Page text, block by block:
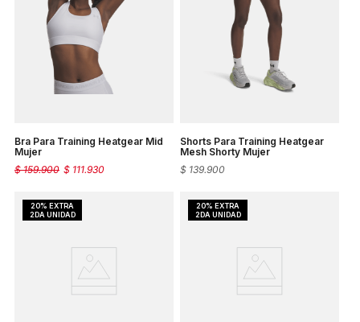
Bra Para Training Heatgear Mid
Mujer
$ 111.930
$ 159.900
Shorts Para Training Heatgear
Mesh Shorty Mujer
$ 139.900